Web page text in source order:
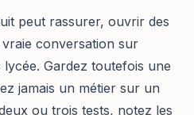
peut rassurer, ouvrir des
conversation sur
lycée. Gardez toutefois une
jamais un métier sur un
ou trois tests, notez les